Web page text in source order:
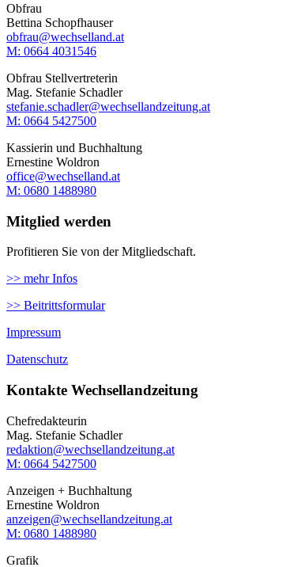
Obfrau
Bettina Schopfhauser
obfrau@wechselland.at
M: 0664 4031546
Obfrau Stellvertreterin
Mag. Stefanie Schadler
stefanie.schadler@wechsellandzeitung.at
M: ‭0664 5427500‬
Kassierin und Buchhaltung
Ernestine Woldron
office@wechselland.at
M: ‭0680 1488980‬
Mitglied werden
Profitieren Sie von der Mitgliedschaft.
>> mehr Infos
>> Beitrittsformular
Impressum
Datenschutz
Kontakte Wechsellandzeitung
Chefredakteurin
Mag. Stefanie Schadler
redaktion@wechsellandzeitung.at
M: 0664 5427500‬
Anzeigen + Buchhaltung
Ernestine Woldron
anzeigen@wechsellandzeitung.at
M: ‭0680 1488980‬
Grafik